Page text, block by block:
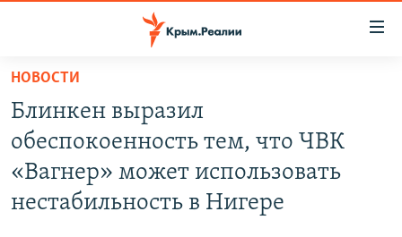
Вернуться
основному
содержанию
Вернутся
главной
СПЕЦПРОЕКТЫ
ГРУЗ 200
КАРТА ВОЕННЫХ ОБЪЕКТОВ КРЫМА
ВОДА
ИСТОРИЯ
НОВОСТИ
Блинкен выразил
обеспокоенность тем, что ЧВК
«Вагнер» может использовать
нестабильность в Нигере